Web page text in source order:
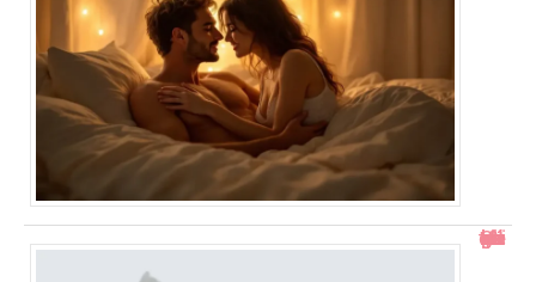
Comment gérer un bébé qui se retourne pendant le change ?